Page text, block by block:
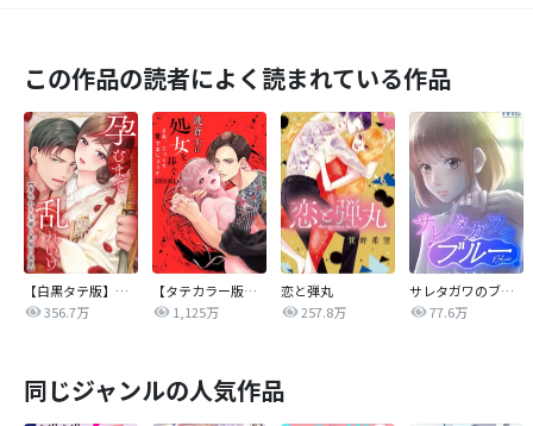
この作品の読者によく読まれている作品
【白黒タテ版】孕むまで乱れいけ～身代わり花嫁と軍服の猛愛
356.7万
【タテカラー版】漣蒼士に処女を捧ぐ～さあ、じっくり愛でましょうか
1,125万
恋と弾丸
257.8万
サレタガワのブルー【タテヨミ】
77.6万
同じジャンルの人気作品